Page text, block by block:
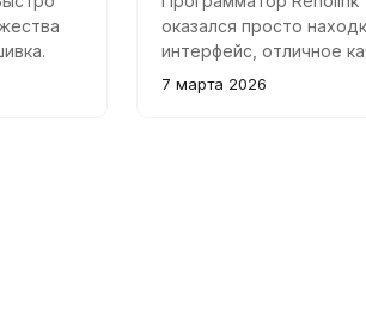
оказался просто
интерфейс, отличное
сборки и хорошая
7 марта 2026